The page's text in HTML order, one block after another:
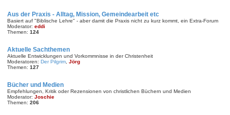
Aus der Praxis - Alltag, Mission, Gemeindearbeit etc
Basiert auf "Biblische Lehre" - aber damit die Praxis nicht zu kurz kommt, ein Extra-Forum
Moderator: eddi
Themen: 124
Aktuelle Sachthemen
Aktuelle Entwicklungen und Vorkommnisse in der Christenheit
Moderatoren: Der Pilgrim Jörg
Themen: 127
Bücher und Medien
Empfehlungen, Kritik oder Rezensionen von christlichen Büchern und Medien
Moderator: Joschie
Themen: 206